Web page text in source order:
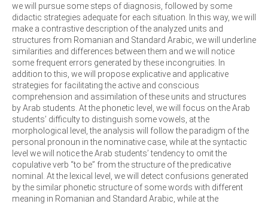
we will pursue some steps of diagnosis, followed by some
didactic strategies adequate for each situation. In this way, we will
make a contrastive description of the analyzed units and
structures from Romanian and Standard Arabic, we will underline
similarities and differences between them and we will notice
some frequent errors generated by these incongruities. In
addition to this, we will propose explicative and applicative
strategies for facilitating the active and conscious
comprehension and assimilation of these units and structures
by Arab students. At the phonetic level, we will focus on the Arab
students’ difficulty to distinguish some vowels, at the
morphological level, the analysis will follow the paradigm of the
personal pronoun in the nominative case, while at the syntactic
level we will notice the Arab students’ tendency to omit the
copulative verb “to be” from the structure of the predicative
nominal. At the lexical level, we will detect confusions generated
by the similar phonetic structure of some words with different
meaning in Romanian and Standard Arabic, while at the